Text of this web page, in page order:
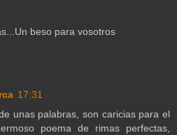
beso para vosotros
17:31
unas palabras, son caricias para el
poema de rimas perfectas,